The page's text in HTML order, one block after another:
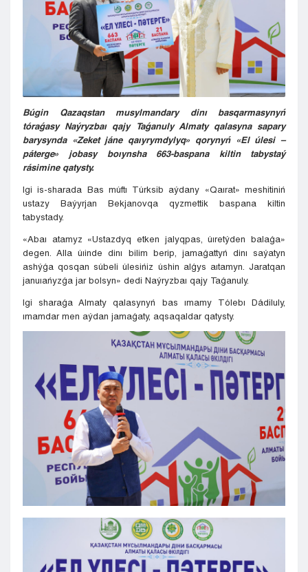
Ýralsk
Ýst-Kamenogorsk
Búgin Qazaqstan musylmandary dinı basqarmasynyń
tóraǵasy Naýryzbaı qajy Taǵanuly Almaty qalasyna sapary
barysynda «Zeket jáne qaıyrymdylyq» qorynyń «El úlesi –
páterge» jobasy boıynsha 663-baspana kiltin tabystaý
rásimine qatysty.
Igi is-sharada Bas múftı Túrksib aýdany «Qaırat» meshitiniń
ustazy Baýyrjan Bekjanovqa qyzmettik baspana kiltin
tabystady.
«Abaı atamyz «Ustazdyq etken jalyqpas, úıretýden balaǵa»
degen. Alla úıinde dinı bilim berip, jamaǵattyń dinı saýatyn
ashýǵa qosqan súbeli úlesińiz úshin alǵys aıtamyn. Jaratqan
januıańyzǵa jar bolsyn» dedi Naýryzbaı qajy Taǵanuly.
Igi sharaǵa Almaty qalasynyń bas ımamy Tólebı Dádiluly,
ımamdar men aýdan jamaǵaty, aqsaqaldar qatysty.